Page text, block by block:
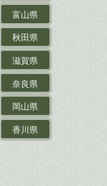
料
富山県
秋田県
滋賀県
奈良県
岡山県
香川県